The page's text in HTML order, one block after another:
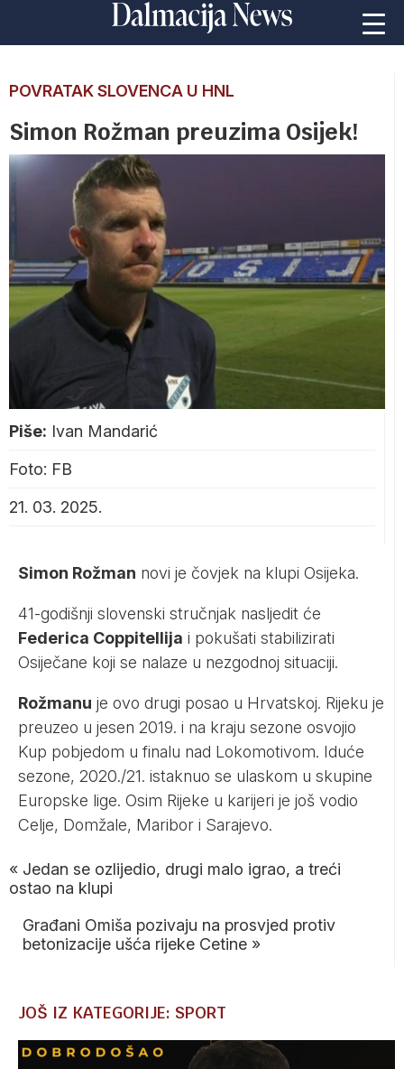
POVRATAK SLOVENCA U HNL
Simon Rožman preuzima Osijek!
Piše: Ivan Mandarić
Foto: FB
21. 03. 2025.
Simon Rožman novi je čovjek na klupi Osijeka.
41-godišnji slovenski stručnjak nasljedit će
Federica Coppitellija i pokušati stabilizirati
Osiječane koji se nalaze u nezgodnoj situaciji.
Rožmanu je ovo drugi posao u Hrvatskoj. Rijeku je
preuzeo u jesen 2019. i na kraju sezone osvojio
Kup pobjedom u finalu nad Lokomotivom. Iduće
sezone, 2020./21. istaknuo se ulaskom u skupine
Europske lige. Osim Rijeke u karijeri je još vodio
Celje, Domžale, Maribor i Sarajevo.
« Jedan se ozlijedio, drugi malo igrao, a treći
ostao na klupi
Građani Omiša pozivaju na prosvjed protiv
betonizacije ušća rijeke Cetine »
JOŠ IZ KATEGORIJE: SPORT